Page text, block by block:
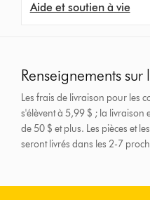
Aide et soutien à vie
Renseignements
Les frais de livraison pour les
s'élèvent à 5,99 $ ; la livraison
de 50 $ et plus. Les pièces et
seront livrés dans les 2-7